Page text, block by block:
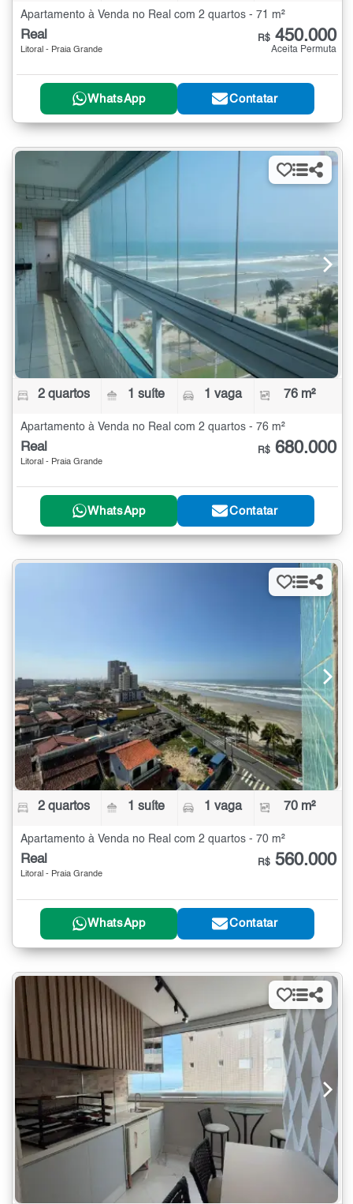
Apartamento à Venda no Real com 2 quartos - 71 m²
Real
Litoral - Praia Grande
R$ 450.000
Aceita Permuta
WhatsApp Contatar
2 quartos 1 suíte 1 vaga 76 m²
Apartamento à Venda no Real com 2 quartos - 76 m²
Real
Litoral - Praia Grande
R$ 680.000
WhatsApp Contatar
2 quartos 1 suíte 1 vaga 70 m²
Apartamento à Venda no Real com 2 quartos - 70 m²
Real
Litoral - Praia Grande
R$ 560.000
WhatsApp Contatar